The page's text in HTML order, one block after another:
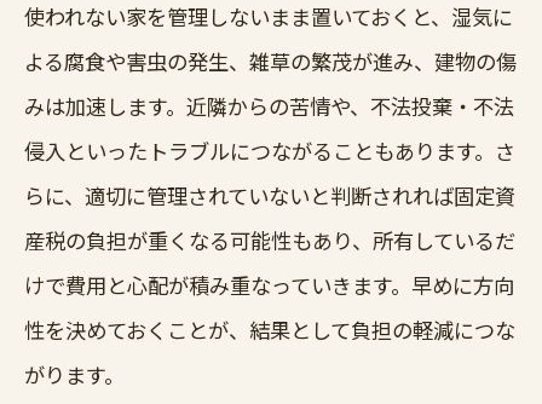
使われない家を管理しないまま置いておくと、湿気に
よる腐食や害虫の発生、雑草の繁茂が進み、建物の傷
みは加速します。近隣からの苦情や、不法投棄・不法
侵入といったトラブルにつながることもあります。さ
らに、適切に管理されていないと判断されれば固定資
産税の負担が重くなる可能性もあり、所有しているだ
けで費用と心配が積み重なっていきます。早めに方向
性を決めておくことが、結果として負担の軽減につな
がります。